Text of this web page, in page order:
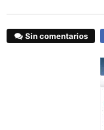
Sin comentarios